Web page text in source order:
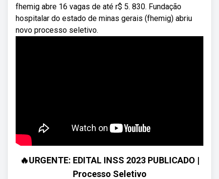
fhemig abre 16 vagas de até r$ 5. 830. Fundação
hospitalar do estado de minas gerais (fhemig) abriu
novo processo seletivo.
🔥URGENTE: EDITAL INSS 2023 PUBLICADO |
Processo Seletivo